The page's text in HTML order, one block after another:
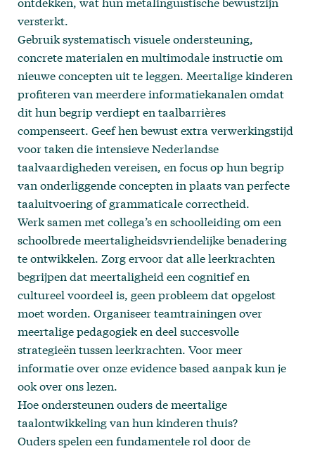
versterkt.
Gebruik systematisch visuele ondersteuning,
concrete materialen en multimodale instructie om
nieuwe concepten uit te leggen. Meertalige kinderen
profiteren van meerdere informatiekanalen omdat
dit hun begrip verdiept en taalbarrières
compenseert. Geef hen bewust extra verwerkingstijd
voor taken die intensieve Nederlandse
taalvaardigheden vereisen, en focus op hun begrip
van onderliggende concepten in plaats van perfecte
taaluitvoering of grammaticale correctheid.
Werk samen met collega’s en schoolleiding om een
schoolbrede meertaligheidsvriendelijke benadering
te ontwikkelen. Zorg ervoor dat alle leerkrachten
begrijpen dat meertaligheid een cognitief en
cultureel voordeel is, geen probleem dat opgelost
moet worden. Organiseer teamtrainingen over
meertalige pedagogiek en deel succesvolle
strategieën tussen leerkrachten. Voor meer
informatie over onze evidence based aanpak kun je
ookover onslezen.
Hoe ondersteunen ouders de meertalige
taalontwikkeling van hun kinderen thuis?
Ouders spelen een fundamentele rol door de